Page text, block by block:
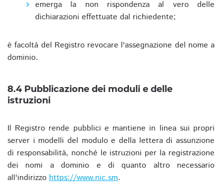
emerga la non rispondenza al vero delle
dichiarazioni effettuate dal richiedente;
è facoltà del Registro revocare l'assegnazione del nome a
dominio.
8.4 Pubblicazione dei moduli e delle
istruzioni
Il Registro rende pubblici e mantiene in linea sui propri
server i modelli del modulo e della lettera di assunzione
di responsabilità, nonché le istruzioni per la registrazione
dei nomi a dominio e di quanto altro necessario
all'indirizzo https://www.nic.sm.